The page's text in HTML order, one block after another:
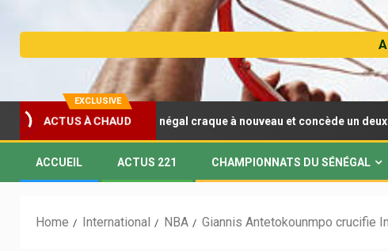
EXCLUSIVE
ACTUS À CHAUD
U18 (F) : Le Sénégal craque à nouveau et concède un deuxième
ACCUEIL ACTUS 221 CHAMPIONNATS DU SÉNÉGAL
Home International NBA Giannis Antetokounmpo crucifie